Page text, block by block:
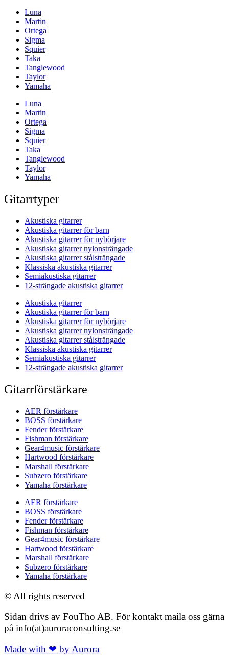
Luna
Martin
Ortega
Sigma
Squier
Taka
Tanglewood
Taylor
Yamaha
Luna
Martin
Ortega
Sigma
Squier
Taka
Tanglewood
Taylor
Yamaha
Gitarrtyper
Akustiska gitarrer
Akustiska gitarrer för barn
Akustiska gitarrer för nybörjare
Akustiska gitarrer nylonsträngade
Akustiska gitarrer stålsträngade
Klassiska akustiska gitarrer
Semiakustiska gitarrer
12-strängade akustiska gitarrer
Akustiska gitarrer
Akustiska gitarrer för barn
Akustiska gitarrer för nybörjare
Akustiska gitarrer nylonsträngade
Akustiska gitarrer stålsträngade
Klassiska akustiska gitarrer
Semiakustiska gitarrer
12-strängade akustiska gitarrer
Gitarrförstärkare
AER förstärkare
BOSS förstärkare
Fender förstärkare
Fishman förstärkare
Gear4music förstärkare
Hartwood förstärkare
Marshall förstärkare
Subzero förstärkare
Yamaha förstärkare
AER förstärkare
BOSS förstärkare
Fender förstärkare
Fishman förstärkare
Gear4music förstärkare
Hartwood förstärkare
Marshall förstärkare
Subzero förstärkare
Yamaha förstärkare
© All rights reserved
Sidan drivs av FouTho AB. För kontakt maila oss gärna
på info(at)auroraconsulting.se
Made with ❤ by Aurora